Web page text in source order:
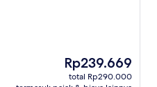
Harga
sekarang
Rp239.669
total Rp290.000